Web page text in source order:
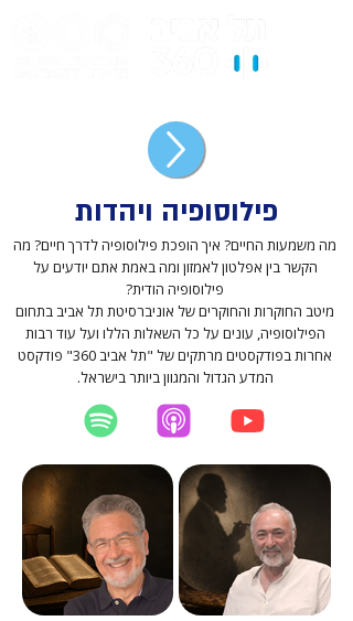
פילוסופיה ויהדות
מה משמעות החיים? איך הופכת פילוסופיה לדרך חיים? מה
הקשר בין אפלטון לאמזון ומה באמת אתם יודעים על
פילוסופיה הודית?
מיטב החוקרות והחוקרים של אוניברסיטת תל אביב בתחום
הפילוסופיה, עונים על כל השאלות הללו ועל עוד רבות
אחרות בפודקסטים מרתקים של "תל אביב 360" פודקסט
המדע הגדול והמגוון ביותר בישראל.